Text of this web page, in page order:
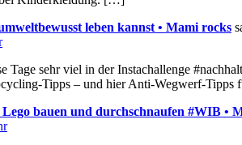
leben kannst • Mami rocks
sehr viel in der Instachallenge
Tipps – und hier Anti-Wegwerf-
bauen und durchschnaufen #WIB •